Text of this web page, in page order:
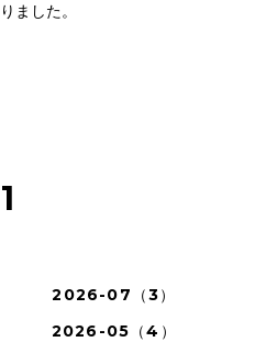
ました。
1
2026-07（3）
2026-05（4）